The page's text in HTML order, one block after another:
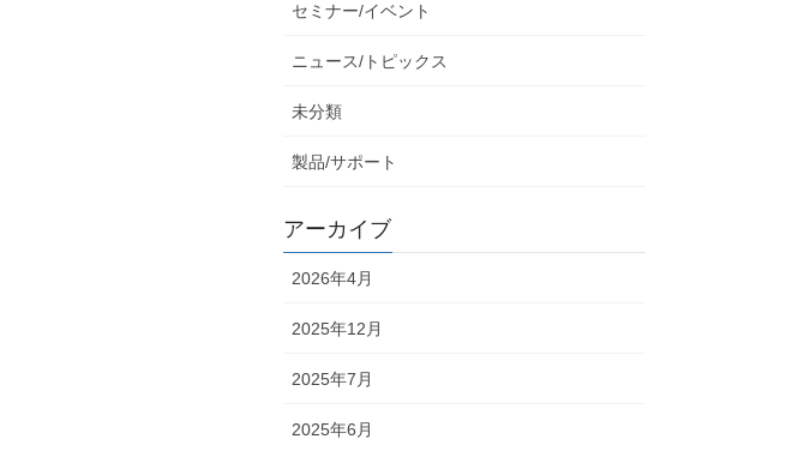
セミナー/イベント
ニュース/トピックス
未分類
製品/サポート
アーカイブ
2026年4月
2025年12月
2025年7月
2025年6月